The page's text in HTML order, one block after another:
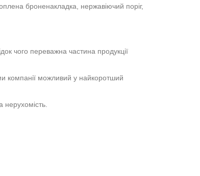
броненакладка, нержавіючий поріг,
чого переважна частина продукції
компанії можливий у найкоротший
нерухомість.